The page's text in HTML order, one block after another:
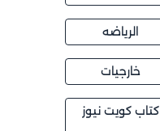
الرياضه
خارجيات
كتاب كويت نيوز